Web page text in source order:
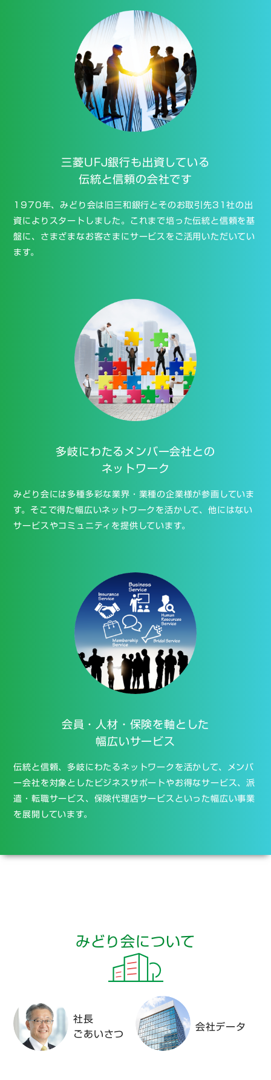
三菱UFJ銀行も出資している
伝統と信頼の会社です
1970年、みどり会は旧三和銀行とそのお取引先31社の出
資によりスタートしました。これまで培った伝統と信頼を基
盤に、さまざまなお客さまにサービスをご活用いただいてい
ます。
多岐にわたる メンバー会社との
ネットワーク
みどり会には多種多彩な業界・業種の企業様が参画していま
す。そこで得た幅広いネットワークを活かして、他にはない
サービスやコミュニティを提供しています。
会員・人材・保険を軸とした
幅広いサービス
伝統と信頼、多岐にわたるネットワークを活かして、メンバ
ー会社を対象としたビジネスサポートやお得なサービス、派
遣・転職サービス、保険代理店サービスといった幅広い事業
を展開しています。
みどり会について
社長
ごあいさつ
会社データ